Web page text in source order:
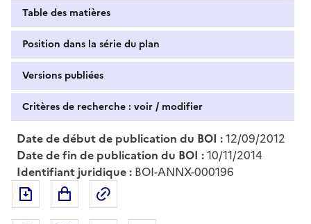
Table des matières
Position dans la série du plan
Versions publiées
Critères de recherche : voir / modifier
Date de début de publication du BOI :12/09/2012
Date de fin de publication du BOI :10/11/2014
Identifiant juridique : BOI-ANNX-000196
Exporter le document au format pdf